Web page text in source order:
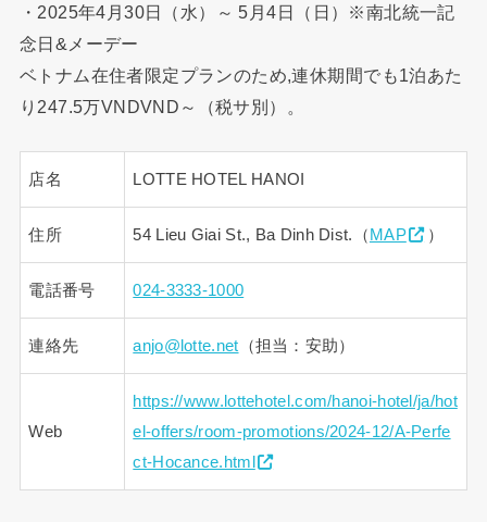
・2025年4月30日（水）～ 5月4日（日）※南北統一記
念日&メーデー
ベトナム在住者限定プランのため,連休期間でも1泊あた
り247.5万VNDVND～（税サ別）。
店名 LOTTE HOTEL HANOI
住所 54 Lieu Giai St., Ba Dinh Dist.（ MAP ）
電話番号 024-3333-1000
連絡先 anjo@lotte.net （担当：安助）
Web
https://www.lottehotel.com/hanoi-hotel/ja/hot
el-offers/room-promotions/2024-12/A-Perfe
ct-Hocance.html